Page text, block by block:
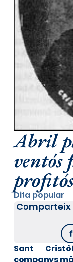
Abril
ventós
Dita popular
Sant
companys